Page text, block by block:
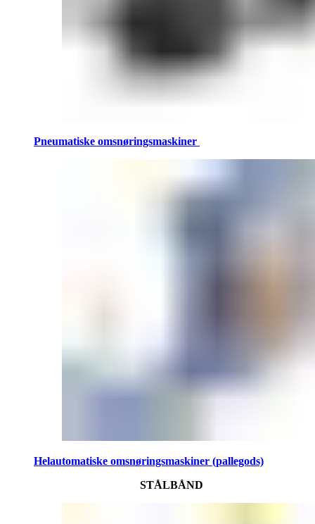
Pneumatiske omsnøringsmaskiner
Helautomatiske omsnøringsmaskiner (pallegods)
STÅLBÅND